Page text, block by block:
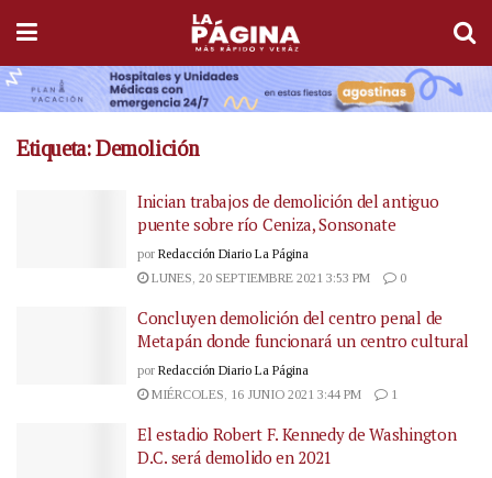
Etiqueta:Demolición
Inician trabajos de demolición del antiguo
puente sobre río Ceniza, Sonsonate
por Redacción Diario La Página
LUNES, 20 SEPTIEMBRE 2021 3:53 PM
0
Concluyen demolición del centro penal de
Metapán donde funcionará un centro cultural
por Redacción Diario La Página
MIÉRCOLES, 16 JUNIO 2021 3:44 PM
1
El estadio Robert F. Kennedy de Washington
D.C. será demolido en 2021